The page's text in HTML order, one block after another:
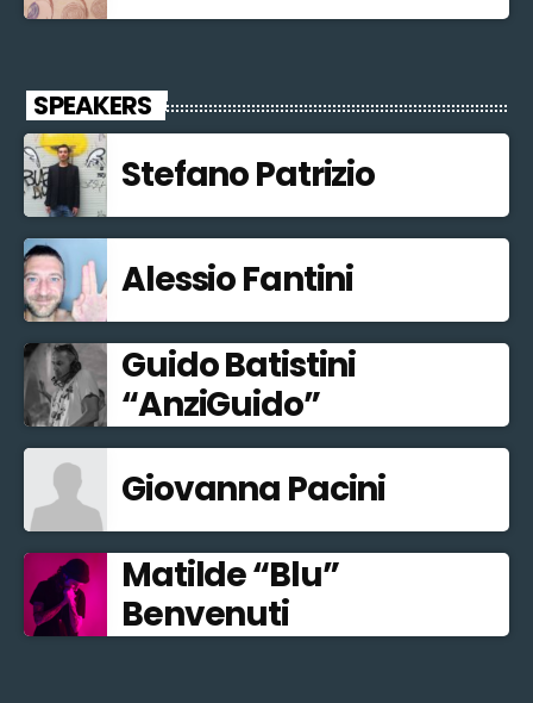
SPEAKERS
Stefano Patrizio
Alessio Fantini
Guido Batistini
“AnziGuido”
Giovanna Pacini
Matilde “Blu”
Benvenuti